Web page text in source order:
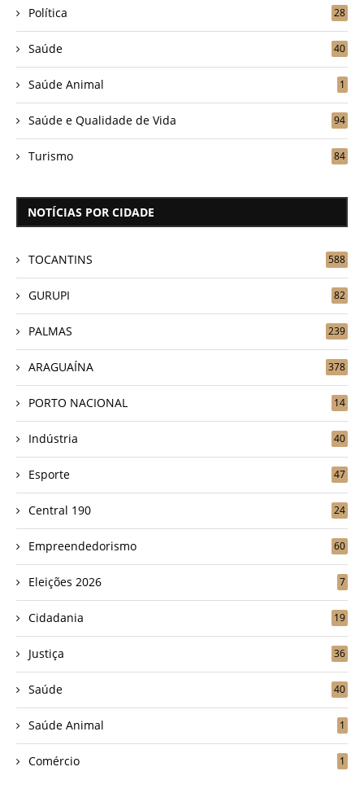
Política 28
Saúde 40
Saúde Animal 1
Saúde e Qualidade de Vida 94
Turismo 84
NOTÍCIAS POR CIDADE
TOCANTINS 588
GURUPI 82
PALMAS 239
ARAGUAÍNA 378
PORTO NACIONAL 14
Indústria 40
Esporte 47
Central 190 24
Empreendedorismo 60
Eleições 2026 7
Cidadania 19
Justiça 36
Saúde 40
Saúde Animal 1
Comércio 1